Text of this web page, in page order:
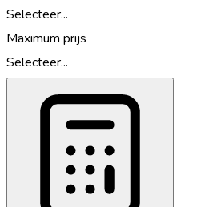
Selecteer...
Maximum prijs
Selecteer...